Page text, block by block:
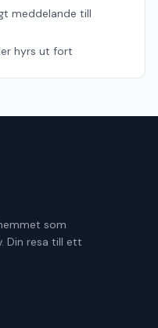
meddelande till
hyrs ut fort
som
Din resa till ett